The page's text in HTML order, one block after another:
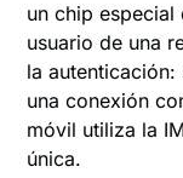
un chip especial
usuario de una
la
una conexión
móvil utiliza la
única.